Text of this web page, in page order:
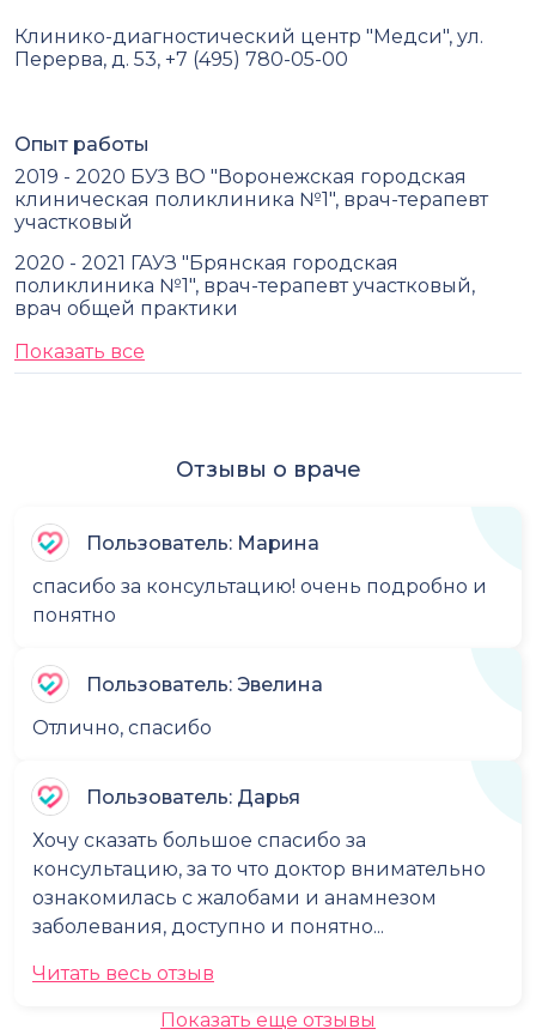
Клинико-диагностический центр "Медси", ул.
Перерва, д. 53, +7 (495) 780-05-00
Опыт работы
2019 - 2020 БУЗ ВО "Воронежская городская
клиническая поликлиника №1", врач-терапевт
участковый
2020 - 2021 ГАУЗ "Брянская городская
поликлиника №1", врач-терапевт участковый,
врач общей практики
Показать все
Отзывы о враче
Пользователь: Марина
спасибо за консультацию! очень подробно и
понятно
Пользователь: Эвелина
Отлично, спасибо
Пользователь: Дарья
Хочу сказать большое спасибо за
консультацию, за то что доктор внимательно
ознакомилась с жалобами и анамнезом
заболевания, доступно и понятно...
Читать весь отзыв
Показать еще отзывы